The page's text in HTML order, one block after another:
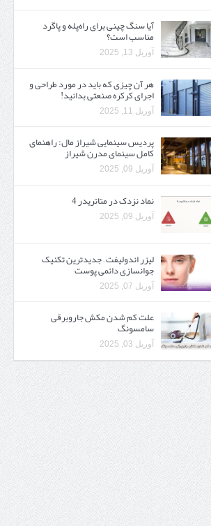
آیا سنگ چینی برای راه‌پله و پاگرد
مناسب است؟
آوریل 13, 2025
هر آن چیزی که باید در مورد طراحی و
اجرای کرکره صنعتی بدانید!
آوریل 11, 2025
پردیس سینمایی شیراز مال: راهنمای
کامل سینمای مدرن شیراز
آوریل 09, 2025
نماد نزدک در متاتریدر 4
آوریل 09, 2025
لیزر اندولیفت – جدیدترین تکنیک
جوانسازی دائمی پوست
آوریل 07, 2025
علت کم شدن مکش جاروبرقی
سامسونگ
آوریل 03, 2025